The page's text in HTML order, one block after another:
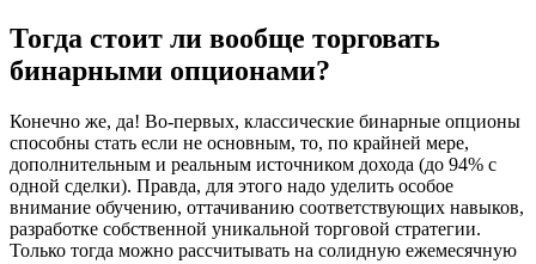
Тогда стоит ли вообще торговать
бинарными опционами?
Конечно же, да! Во-первых, классические бинарные опционы
способны стать если не основным, то, по крайней мере,
дополнительным и реальным источником дохода (до 94% с
одной сделки). Правда, для этого надо уделить особое
внимание обучению, оттачиванию соответствующих навыков,
разработке собственной уникальной торговой стратегии.
Только тогда можно рассчитывать на солидную ежемесячную